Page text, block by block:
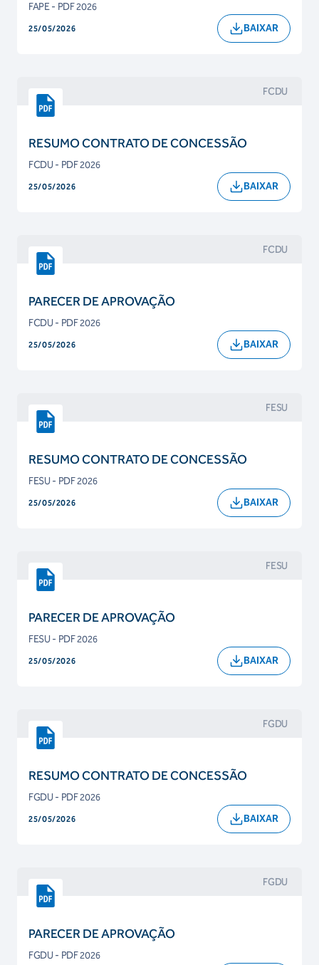
FAPE - PDF 2026
25/05/2026 BAIXAR
FCDU
RESUMO CONTRATO DE CONCESSÃO
FCDU - PDF 2026
25/05/2026 BAIXAR
FCDU
PARECER DE APROVAÇÃO
FCDU - PDF 2026
25/05/2026 BAIXAR
FESU
RESUMO CONTRATO DE CONCESSÃO
FESU - PDF 2026
25/05/2026 BAIXAR
FESU
PARECER DE APROVAÇÃO
FESU - PDF 2026
25/05/2026 BAIXAR
FGDU
RESUMO CONTRATO DE CONCESSÃO
FGDU - PDF 2026
25/05/2026 BAIXAR
FGDU
PARECER DE APROVAÇÃO
FGDU - PDF 2026